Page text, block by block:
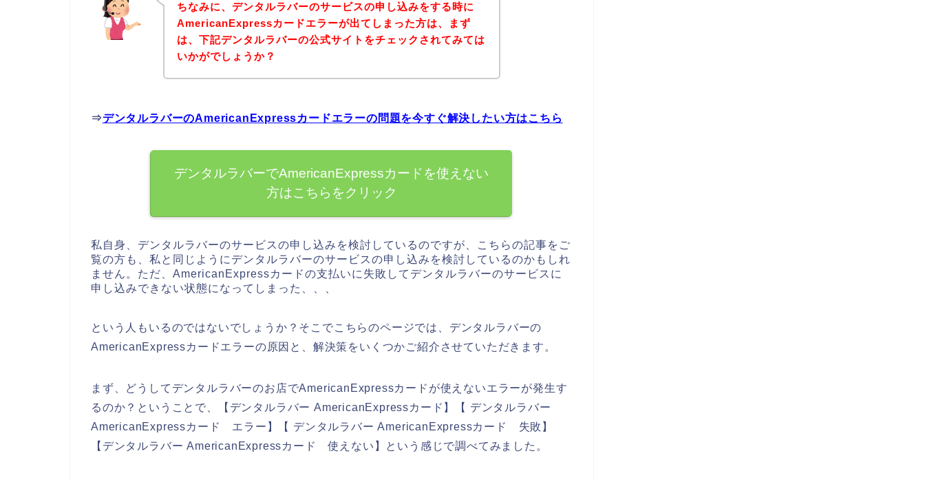
ちなみに、デンタルラバーのサービスの申し込みをする時に
AmericanExpressカードエラーが出てしまった方は、まず
は、下記デンタルラバーの公式サイトをチェックされてみては
いかがでしょうか？
⇒デンタルラバーのAmericanExpressカードエラーの問題を今すぐ解決したい方はこちら
デンタルラバーでAmericanExpressカードを使えない
方はこちらをクリック
私自身、デンタルラバーのサービスの申し込みを検討しているのですが、こちらの記事をご
覧の方も、私と同じようにデンタルラバーのサービスの申し込みを検討しているのかもしれ
ません。ただ、AmericanExpressカードの支払いに失敗してデンタルラバーのサービスに
申し込みできない状態になってしまった、、、
という人もいるのではないでしょうか？そこでこちらのページでは、デンタルラバーの
AmericanExpressカードエラーの原因と、解決策をいくつかご紹介させていただきます。
まず、どうしてデンタルラバーのお店でAmericanExpressカードが使えないエラーが発生す
るのか？ということで、【デンタルラバー AmericanExpressカード】【 デンタルラバー
AmericanExpressカード エラー】【 デンタルラバー AmericanExpressカード 失敗】
【デンタルラバー AmericanExpressカード 使えない】という感じで調べてみました。